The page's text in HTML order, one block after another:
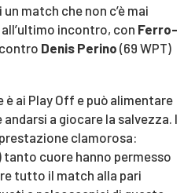
match che non c’è mai
incontro, con Ferro-
Denis Perino (69 WPT)
ai Play Off e può alimentare
a giocare la salvezza. I
clamorosa:
cuore hanno permesso
tutto il match alla pari